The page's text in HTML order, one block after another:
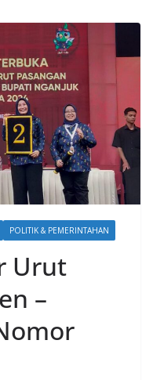
POLITIK & PEMERINTAHAN
Urut
–